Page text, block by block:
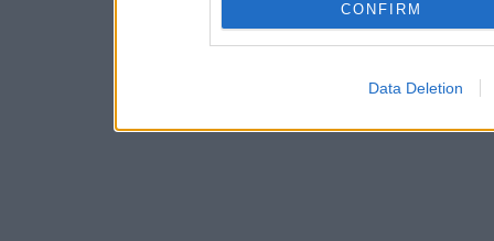
CONFIRM
Data Deletion